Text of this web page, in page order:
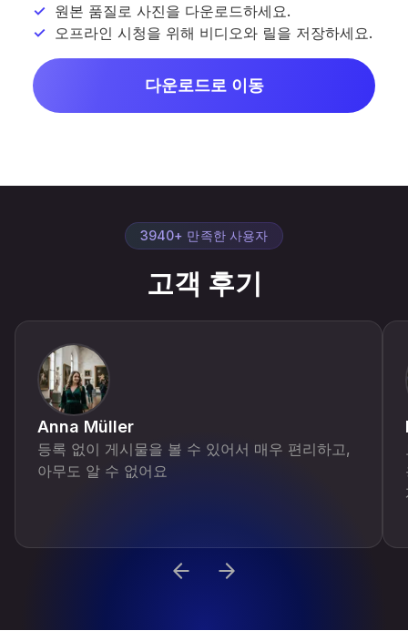
원본 품질로 사진을 다운로드하세요.
오프라인 시청을 위해 비디오와 릴을 저장하세요.
다운로드로 이동
3940+ 만족한 사용자
고객 후기
Anna Müller
등록 없이 게시물을 볼 수 있어서 매우 편리하고,
아무도 알 수 없어요